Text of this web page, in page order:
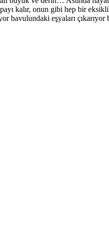
kalır, onun gibi hep bir
bavulundaki eşyaları